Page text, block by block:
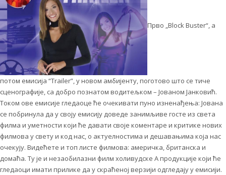
Прво „Block Buster“, а
потом емисија “Trailer”, у новом амбијенту, поготово што се тиче
сценографије, са добро познатом водитељком – Јованом Јанковић.
Током ове емисије гледаоце ће очекивати пуно изненађења: Јована
се побринула да у своју емисију доведе занимљиве госте из света
филма и уметности који ће давати своје коментаре и критике нових
филмова у свету и код нас, о актуелностима и дешавањима која нас
очекују. Видећете и топ листе филмова: америчка, британска и
домаћа. Ту је и незаобилазни филм холивудске А продукције који ће
гледаоци имати прилике да у скраћеној верзији одгледају у емисији.